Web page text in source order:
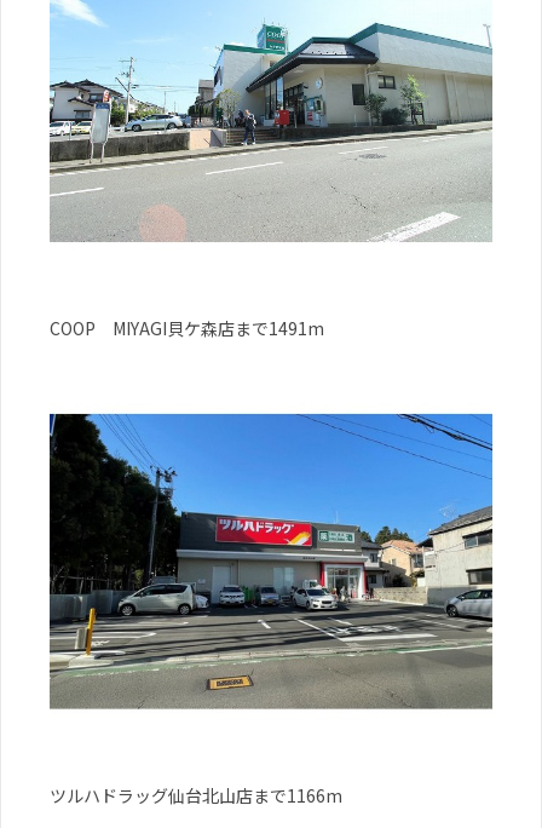
COOP MIYAGI貝ケ森店まで1491m
ツルハドラッグ仙台北山店まで1166m